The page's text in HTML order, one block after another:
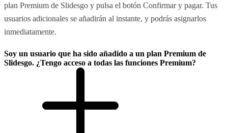
plan Premium de Slidesgo y pulsa el botón Confirmar y pagar. Tus
usuarios adicionales se añadirán al instante, y podrás asignarlos
inmediatamente.
Soy un usuario que ha sido añadido a un plan Premium de
Slidesgo. ¿Tengo acceso a todas las funciones Premium?